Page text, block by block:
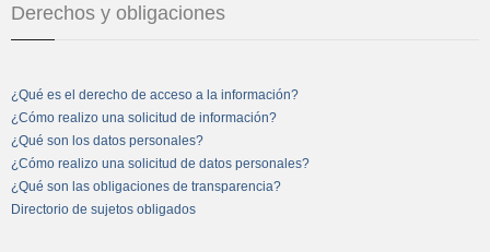
Derechos y obligaciones
¿Qué es el derecho de acceso a la información?
¿Cómo realizo una solicitud de información?
¿Qué son los datos personales?
¿Cómo realizo una solicitud de datos personales?
¿Qué son las obligaciones de transparencia?
Directorio de sujetos obligados